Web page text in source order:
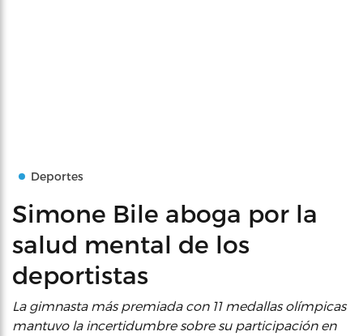
Deportes
Simone Bile aboga por la
salud mental de los
deportistas
La gimnasta más premiada con 11 medallas olímpicas
mantuvo la incertidumbre sobre su participación en